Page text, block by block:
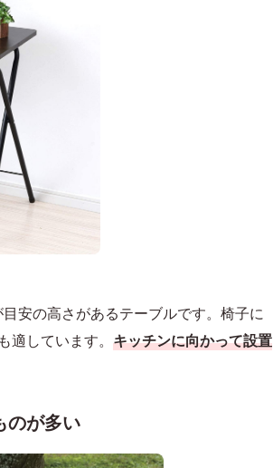
安の高さがあるテーブルです。椅子に
しています。 キッチンに向かって設置
のが多い